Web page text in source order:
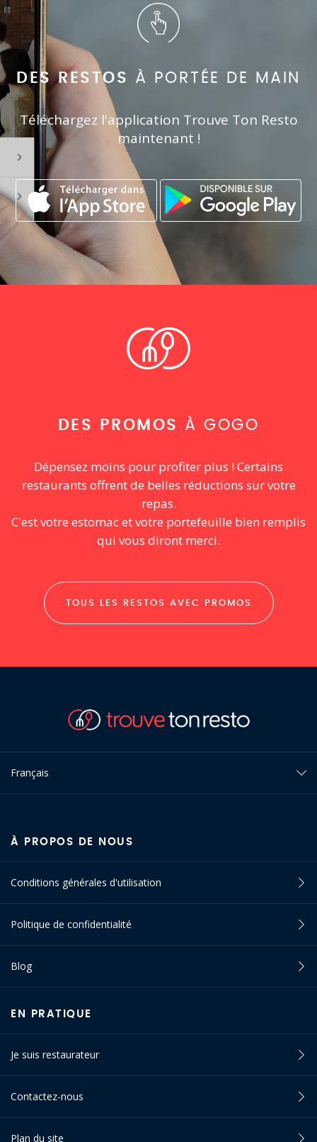
DES RESTOS À PORTÉE DE MAIN
Téléchargez l'application Trouve Ton Resto
maintenant !
DES PROMOS À GOGO
Dépensez moins pour profiter plus ! Certains
restaurants offrent de belles réductions sur votre
repas.
C'est votre estomac et votre portefeuille bien remplis
qui vous diront merci.
TOUS LES RESTOS AVEC PROMOS
Français
À PROPOS DE NOUS
Conditions générales d'utilisation
Politique de confidentialité
Blog
EN PRATIQUE
Je suis restaurateur
Contactez-nous
Plan du site